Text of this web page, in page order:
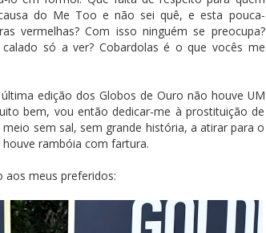
do Me Too e não sei quê, e esta pouca-
vermelhas? Com isso ninguém se preocupa?
só a ver? Cobardolas é o que vocês me
edição dos Globos de Ouro não houve UM
bem, vou então dedicar-me à prostituição de
sem sal, sem grande história, a atirar para o
rambóia com fartura.
meus preferidos: